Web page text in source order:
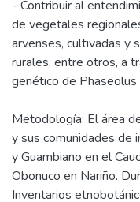
- Contribuir al
de vegetales
arvenses, cultivadas y
rurales, entre otros, a
genético de Phaseolus
Metodología: El área
y sus comunidades de
y Guambiano en el
Obonuco en Nariño.
Inventarios